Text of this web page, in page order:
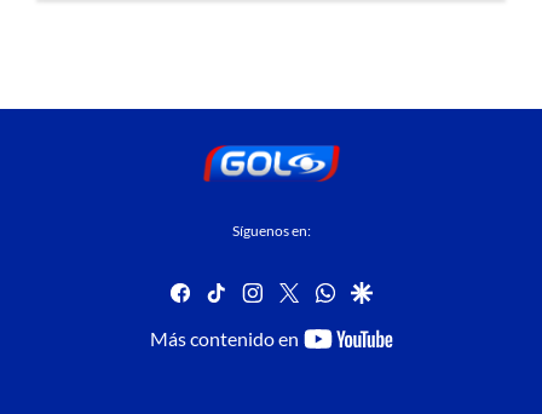
Síguenos en:
facebook
tiktok instagram
twitterwhatsapp
google
Más contenido en
youtube-